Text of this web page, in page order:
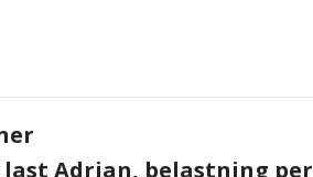
Adrian, belastning per